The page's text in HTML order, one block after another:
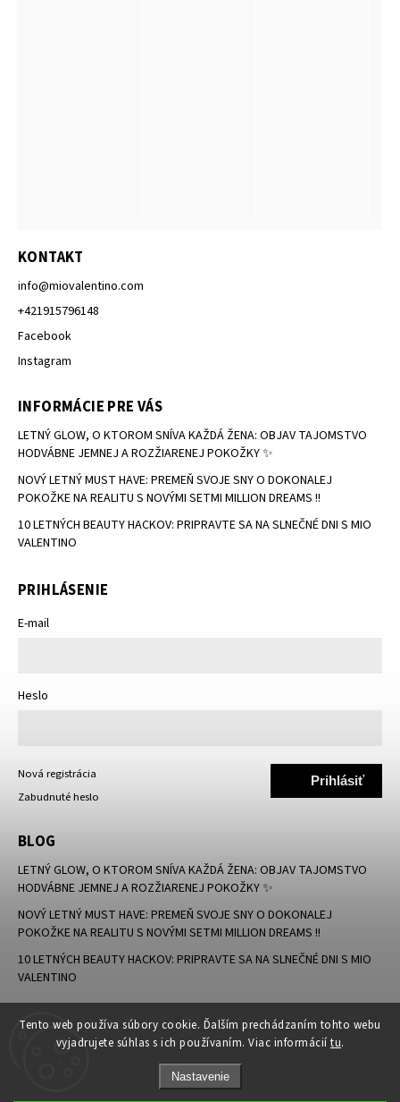
Tento web používa súbory cookie. Ďalším prechádzaním tohto webu
vyjadrujete súhlas s ich používaním. Viac informácií tu.
Nastavenie
KONTAKT
info@miovalentino.com
+421915796148
Facebook
Instagram
INFORMÁCIE PRE VÁS
LETNÝ GLOW, O KTOROM SNÍVA KAŽDÁ ŽENA: OBJAV TAJOMSTVO
HODVÁBNE JEMNEJ A ROZŽIARENEJ POKOŽKY ✨
NOVÝ LETNÝ MUST HAVE: PREMEŇ SVOJE SNY O DOKONALEJ
POKOŽKE NA REALITU S NOVÝMI SETMI MILLION DREAMS !!
10 LETNÝCH BEAUTY HACKOV: PRIPRAVTE SA NA SLNEČNÉ DNI S MIO
VALENTINO
PRIHLÁSENIE
E-mail
Heslo
Prihlásiť
Nová registrácia
Zabudnuté heslo
BLOG
LETNÝ GLOW, O KTOROM SNÍVA KAŽDÁ ŽENA: OBJAV TAJOMSTVO
HODVÁBNE JEMNEJ A ROZŽIARENEJ POKOŽKY ✨
NOVÝ LETNÝ MUST HAVE: PREMEŇ SVOJE SNY O DOKONALEJ
POKOŽKE NA REALITU S NOVÝMI SETMI MILLION DREAMS !!
10 LETNÝCH BEAUTY HACKOV: PRIPRAVTE SA NA SLNEČNÉ DNI S MIO
VALENTINO